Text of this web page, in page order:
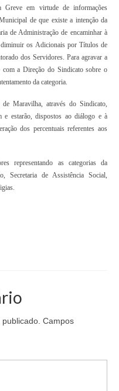
Greve em virtude de informações
de que existe a intenção da
de Administração de encaminhar à
os Adicionais por Títulos de
dos Servidores. Para agravar a
a Direção do Sindicato sobre o
da categoria.
Maravilha, através do Sindicato,
e estarão, dispostos ao diálogo e à
dos percentuais referentes aos
representando as categorias da
Secretaria de Assistência Social,
Campos